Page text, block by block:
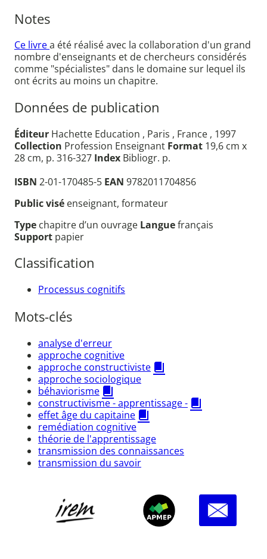
Notes
Ce livrea été réalisé avec la collaboration d'un grand
nombre d'enseignants et de chercheurs considérés
comme "spécialistes" dans le domaine sur lequel ils
ont écrits au moins un chapitre.
Données de publication
Éditeur Hachette Education , Paris , France , 1997
Collection Profession Enseignant Format 19,6 cm x
28 cm, p. 316-327 Index Bibliogr. p.
ISBN 2-01-170485-5 EAN 9782011704856
Public visé enseignant, formateur
Type chapitre d’un ouvrage Languefrançais
Support papier
Classification
Processus cognitifs
Mots-clés
analyse d'erreur
approche cognitive
approche constructiviste
approche sociologique
béhaviorisme
constructivisme - apprentissage -
effet âge du capitaine
remédiation cognitive
théorie de l'apprentissage
transmission des connaissances
transmission du savoir